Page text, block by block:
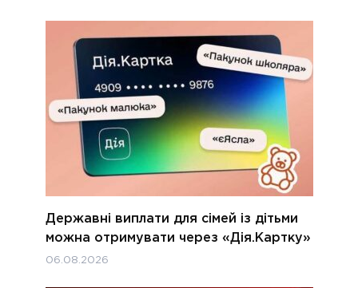
Державні виплати для сімей із дітьми
можна отримувати через «Дія.Картку»
06.08.2026